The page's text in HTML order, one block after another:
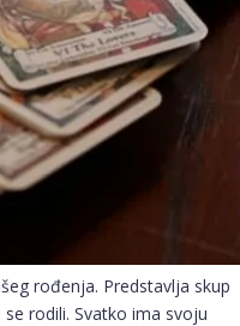
rođenja. Predstavlja skup
rodili. Svatko ima svoju